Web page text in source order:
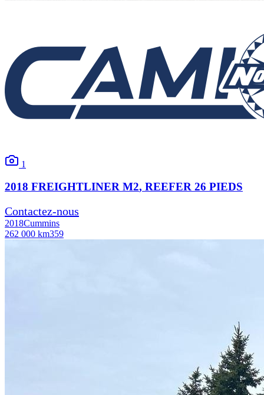
1
2018 FREIGHTLINER M2, REEFER 26 PIEDS
Contactez-nous
2018Cummins
262 000 km359